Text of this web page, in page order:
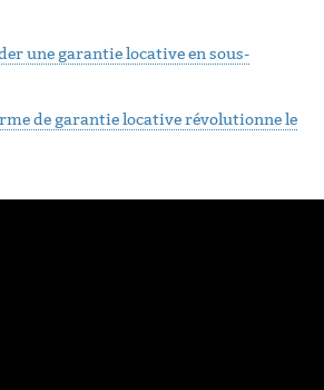
une garantie locative en sous-
de garantie locative révolutionne le